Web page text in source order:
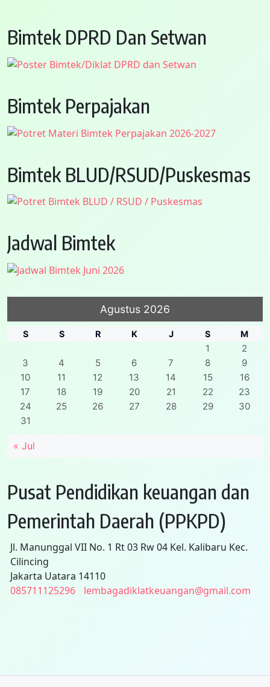
Bimtek DPRD Dan Setwan
Bimtek Perpajakan
Bimtek BLUD/RSUD/Puskesmas
Jadwal Bimtek
Agustus 2026
S S R K J S M
1
2
3
4 5 6 7 8
9
10
11 12 13 14 15
16
17
18 19 20 21 22
23
24
25 26 27 28 29
30
31
« Jul
Pusat Pendidikan keuangan dan
Pemerintah Daerah (PPKPD)
Jl. Manunggal VII No. 1 Rt 03 Rw 04 Kel. Kalibaru Kec.
Cilincing
Jakarta Uatara 14110
085711125296
lembagadiklatkeuangan@gmail.com